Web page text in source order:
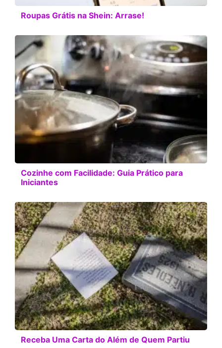
Roupas Grátis na Shein: Arrase!
Cozinhe com Facilidade: Guia Prático para
Iniciantes
Receba Uma Carta do Além de Quem Partiu